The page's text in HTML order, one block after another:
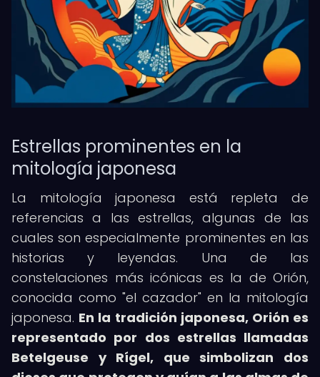
Estrellas prominentes en la
mitología japonesa
La mitología japonesa está repleta de
referencias a las estrellas, algunas de las
cuales son especialmente prominentes en las
historias y leyendas. Una de las
constelaciones más icónicas es la de Orión,
conocida como "el cazador" en la mitología
japonesa. En la tradición japonesa, Orión es
representado por dos estrellas llamadas
Betelgeuse y Rígel, que simbolizan dos